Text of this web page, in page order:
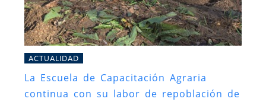
ACTUALIDAD
La Escuela de Capacitación Agraria
continua con su labor de repoblación de